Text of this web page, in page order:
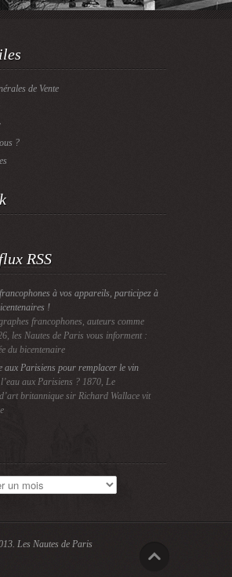
de Vente
?
RSS
à vos appareils, participez à
!
francophones, auteurs comme
les Nautes de Paris vous informent :
du bicentenaire
aux Parisiens pour remplacer le vin
aux Parisiens ? 1870, Le
britannique sir Richard Wallace vit
Les Nautes de Paris